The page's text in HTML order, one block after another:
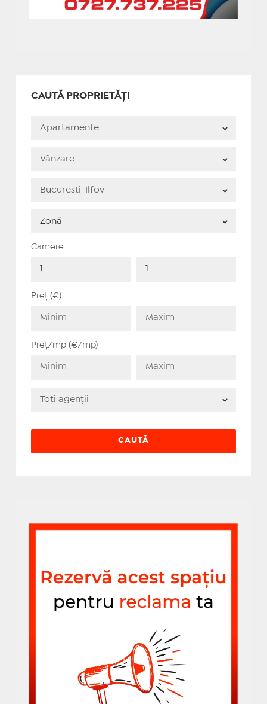
CAUTĂ PROPRIETĂȚI
Camere
Preț (€)
Preț/mp (€/mp)